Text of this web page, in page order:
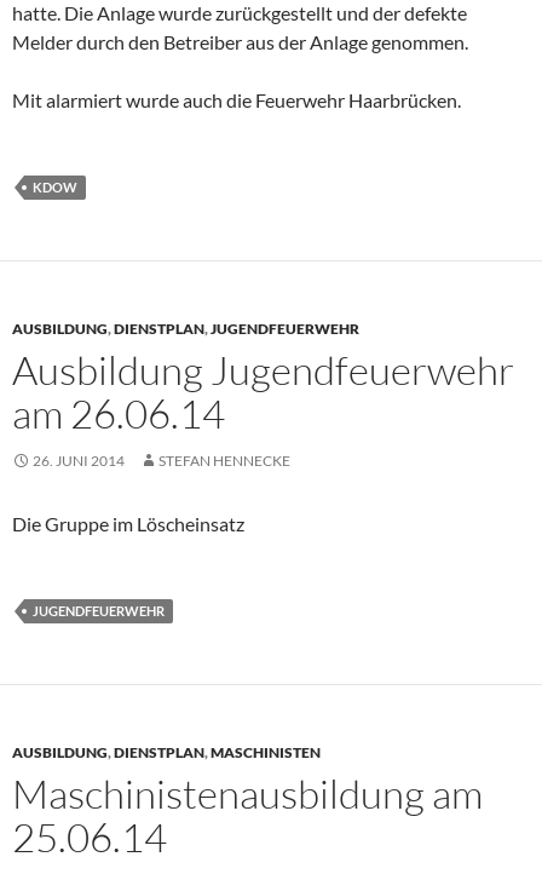
hatte. Die Anlage wurde zurückgestellt und der defekte
Melder durch den Betreiber aus der Anlage genommen.
Mit alarmiert wurde auch die Feuerwehr Haarbrücken.
KDOW
AUSBILDUNG,DIENSTPLAN,JUGENDFEUERWEHR
Ausbildung Jugendfeuerwehr
am 26.06.14
26. JUNI 2014 STEFAN HENNECKE
Die Gruppe im Löscheinsatz
JUGENDFEUERWEHR
AUSBILDUNG,DIENSTPLAN,MASCHINISTEN
Maschinistenausbildung am
25.06.14